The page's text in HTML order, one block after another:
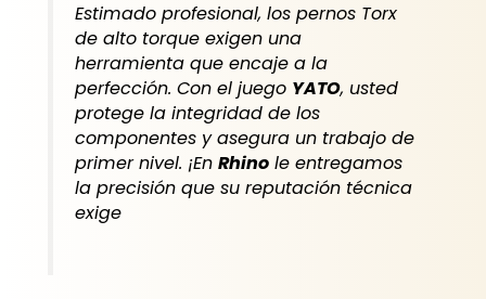
Estimado profesional, los pernos Torx
de alto torque exigen una
herramienta que encaje a la
perfección. Con el juego YATO, usted
protege la integridad de los
componentes y asegura un trabajo de
primer nivel. ¡EnRhino le entregamos
la precisión que su reputación técnica
exige